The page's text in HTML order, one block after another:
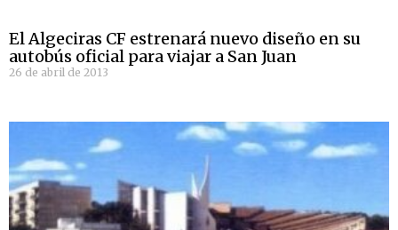
El Algeciras CF estrenará nuevo diseño en su
autobús oficial para viajar a San Juan
26 de abril de 2013